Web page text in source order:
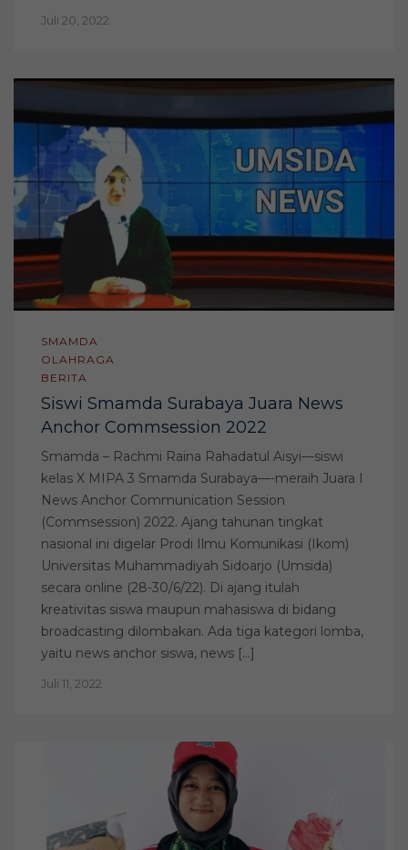
Juli 20, 2022
SMAMDA
OLAHRAGA
BERITA
Siswi Smamda Surabaya Juara News
Anchor Commsession 2022
Smamda – Rachmi Raina Rahadatul Aisyi—siswi
kelas X MIPA 3 Smamda Surabaya—-meraih Juara I
News Anchor Communication Session
(Commsession) 2022. Ajang tahunan tingkat
nasional ini digelar Prodi Ilmu Komunikasi (Ikom)
Universitas Muhammadiyah Sidoarjo (Umsida)
secara online (28-30/6/22). Di ajang itulah
kreativitas siswa maupun mahasiswa di bidang
broadcasting dilombakan. Ada tiga kategori lomba,
yaitu news anchor siswa, news […]
Juli 11, 2022